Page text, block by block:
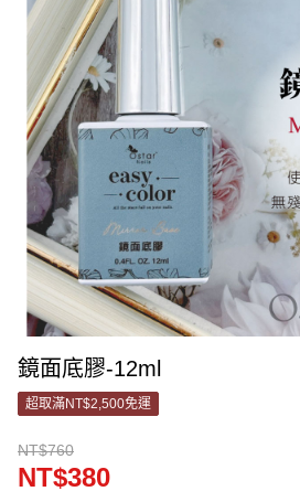
鏡面底膠-12ml
超取滿NT$2,500免運
NT$760
NT$380